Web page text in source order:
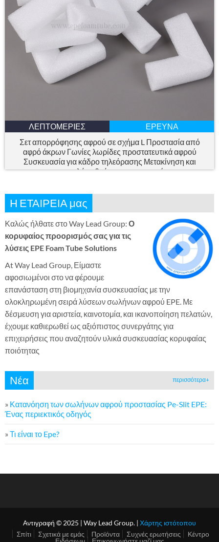
ΛΕΠΤΟΜΈΡΙΕΣ
ΈΡΕΥΝΑ
Σετ απορρόφησης αφρού σε σχήμα L Προστασία από
αφρό άκρων Γωνίες λωρίδες προστατευτικά αφρού
Συσκευασία για κάδρο τηλεόρασης Μετακίνηση και
αποστολή καθρέφτη φωτογραφιών
Η ΕΤΑΙΡΕΙΑ μας
Καλώς ήλθατε στο Way Lead Group: Ο
κορυφαίος προορισμός σας για τις
λύσεις EPE Foam Tube Solutions
At Way Lead Group, Είμαστε
αφοσιωμένοι στο να φέρουμε
επανάσταση στη βιομηχανία συσκευασίας με την
ολοκληρωμένη σειρά λύσεων σωλήνων αφρού EPE. Με
δέσμευση για αριστεία, καινοτομία, και ικανοποίηση πελατών,
έχουμε καθιερωθεί ως αξιόπιστος συνεργάτης για
επιχειρήσεις που αναζητούν υλικά συσκευασίας κορυφαίας
ποιότητας
Νέα περισσότερα+
» Κατανόηση των σωλήνων αφρού προστασίας Pe-Slit EPE:
Ένας περιεκτικός οδηγός
» Τι είναι το Epe?
Αντιγραφή © 2025 | Way Lead Group. | Χάρτης ιστότοπου
Σπίτι
Σχετικά με εμάς Προϊόντα Συχνές ερωτήσεις
Κέντρο